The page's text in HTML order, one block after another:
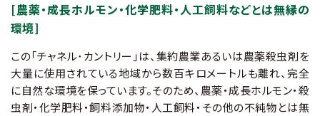
[農薬・成長ホルモン・化学肥料・人工飼料などとは無縁の
環境]
この「チャネル･カントリー」は、集約農業あるいは農薬殺虫剤を
大量に使用されている地域から数百キロメートルも離れ、完全
に自然な環境を保っています。そのため、農薬‧成長ホルモン‧殺
虫剤‧化学肥料‧飼料添加物‧人工飼料‧その他の不純物とは無